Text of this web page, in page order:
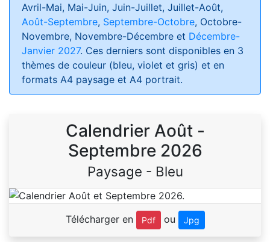
Avril-Mai, Mai-Juin, Juin-Juillet, Juillet-Août,
Août-Septembre, Septembre-Octobre, Octobre-
Novembre, Novembre-Décembre et Décembre-
Janvier 2027. Ces derniers sont disponibles en 3
thèmes de couleur (bleu, violet et gris) et en
formats A4 paysage et A4 portrait.
Calendrier Août -
Septembre 2026
Paysage - Bleu
Télécharger en Pdf ou Jpg